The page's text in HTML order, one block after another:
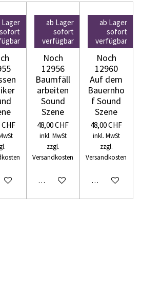
Lager
sofort
CHF
Warenkorb
ab Lager
sofort
verfügbar
Noch
12956
Baumfäll
arbeiten
Sound
Szene
48,00 CHF
inkl. MwSt
zzgl.
Versandkosten
In den Warenkorb
ab Lager
sofort
verfügbar
Noch
12960
Auf dem
Bauernho
f Sound
Szene
48,00 CHF
inkl. MwSt
zzgl.
Versandkosten
In den